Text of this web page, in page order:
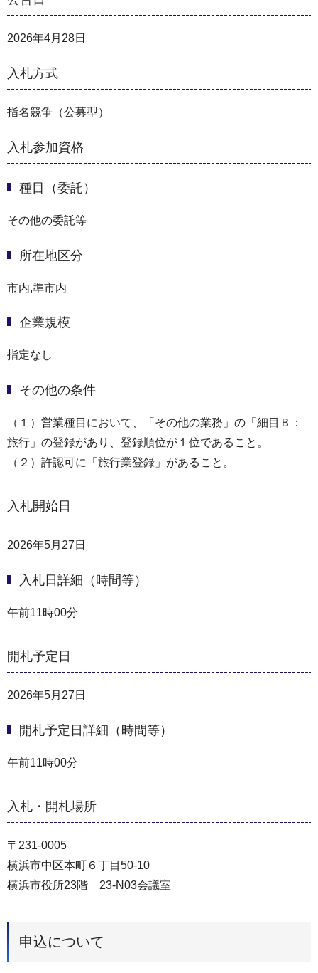
2026年4月28日
入札方式
指名競争（公募型）
入札参加資格
種目（委託）
その他の委託等
所在地区分
市内,準市内
企業規模
指定なし
その他の条件
（１）営業種目において、「その他の業務」の「細目Ｂ：
旅行」の登録があり、登録順位が１位であること。
（２）許認可に「旅行業登録」があること。
入札開始日
2026年5月27日
入札日詳細（時間等）
午前11時00分
開札予定日
2026年5月27日
開札予定日詳細（時間等）
午前11時00分
入札・開札場所
〒231-0005
横浜市中区本町６丁目50-10
横浜市役所23階 23-N03会議室
申込について